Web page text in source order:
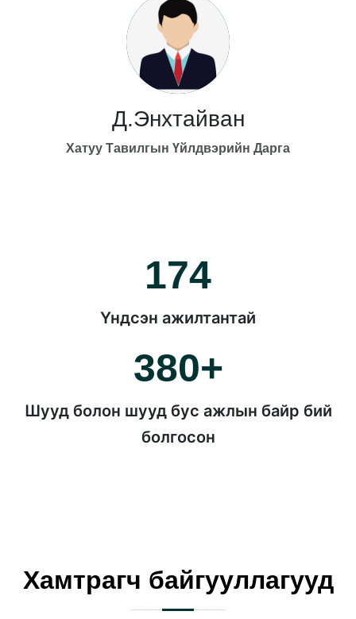
Д.Энхтайван
Хатуу Тавилгын Үйлдвэрийн Дарга
174
Үндсэн ажилтантай
380+
Шууд болон шууд бус ажлын байр бий
болгосон
Хамтрагч байгууллагууд